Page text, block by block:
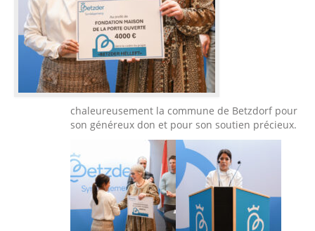
chaleureusement la commune de Betzdorf pour
son généreux don et pour son soutien précieux.